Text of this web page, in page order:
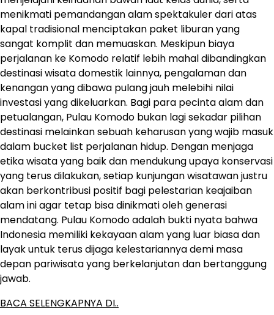
menikmati pemandangan alam spektakuler dari atas
kapal tradisional menciptakan paket liburan yang
sangat komplit dan memuaskan. Meskipun biaya
perjalanan ke Komodo relatif lebih mahal dibandingkan
destinasi wisata domestik lainnya, pengalaman dan
kenangan yang dibawa pulang jauh melebihi nilai
investasi yang dikeluarkan. Bagi para pecinta alam dan
petualangan, Pulau Komodo bukan lagi sekadar pilihan
destinasi melainkan sebuah keharusan yang wajib masuk
dalam bucket list perjalanan hidup. Dengan menjaga
etika wisata yang baik dan mendukung upaya konservasi
yang terus dilakukan, setiap kunjungan wisatawan justru
akan berkontribusi positif bagi pelestarian keajaiban
alam ini agar tetap bisa dinikmati oleh generasi
mendatang. Pulau Komodo adalah bukti nyata bahwa
Indonesia memiliki kekayaan alam yang luar biasa dan
layak untuk terus dijaga kelestariannya demi masa
depan pariwisata yang berkelanjutan dan bertanggung
jawab.
BACA SELENGKAPNYA DI..